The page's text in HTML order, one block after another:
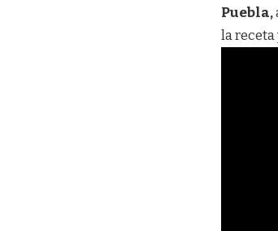
Puebla,
la receta